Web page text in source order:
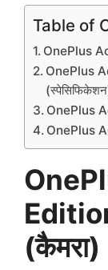
Table of
OnePlus
OnePlus
OnePlus
OnePlus
(कैमरा)